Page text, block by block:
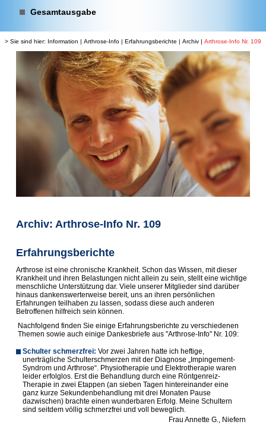
Gesamtausgabe
> Sie sind hier: Information | Arthrose-Info | Erfahrungsberichte | Archiv | Arthrose-Info Nr. 109
Archiv: Arthrose-Info Nr. 109
Erfahrungsberichte
Arthrose ist eine chronische Krankheit. Schon das Wissen, mit dieser
Krankheit und ihren Belastungen nicht allein zu sein, stellt eine wichtige
menschliche Unterstützung dar. Viele unserer Mitglieder sind darüber
hinaus dankenswerterweise bereit, uns an ihren persönlichen
Erfahrungen teilhaben zu lassen, sodass diese auch anderen
Betroffenen hilfreich sein können.
Nachfolgend finden Sie einige Erfahrungsberichte zu verschiedenen
Themen sowie auch einige Dankesbriefe aus "Arthrose-Info" Nr. 109:
Schulter schmerzfrei: Vor zwei Jahren hatte ich heftige,
unerträgliche Schulterschmerzen mit der Diagnose „Impingement-
Syndrom und Arthrose“. Physiotherapie und Elektrotherapie waren
leider erfolglos. Erst die Behandlung durch eine Röntgenreiz-
Therapie in zwei Etappen (an sieben Tagen hintereinander eine
ganz kurze Sekundenbehandlung mit drei Monaten Pause
dazwischen) brachte einen wunderbaren Erfolg. Meine Schultern
sind seitdem völlig schmerzfrei und voll
beweglich.
Frau Annette G., Niefern